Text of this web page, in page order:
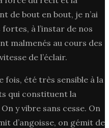
de bout en bout, je n’ai
à l’instar de nos
malmenés au cours des
de l’éclair.
fois, été très sensible à la
qui constituent la
y vibre sans cesse. On
d’angoisse, on gémit de